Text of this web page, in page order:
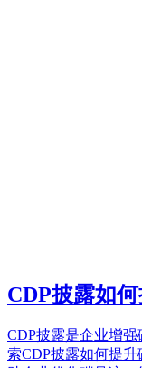
CDP披露如
CDP披露是企业增
索CDP披露如何提升